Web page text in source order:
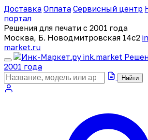
Доставка Оплата Сервисный центр
портал
Решения для печати с 2001 года
Москва, Б. Новодмитровская 14с2
market.ru
ink.market
2001 года
Найти